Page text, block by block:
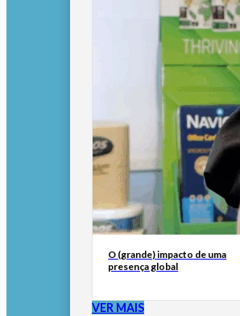
O (grande) impacto de uma
presença global
VER MAIS